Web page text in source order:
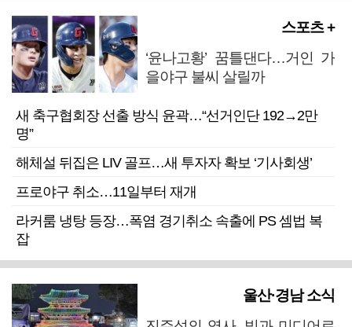
스포츠 +
‘윤나고황’ 꿈틀댄다…거인 가
을야구 불씨 살릴까
새 축구협회장 선출 방식 윤곽…“선거인단 192→2만
명”
해체설 뒤집은 LIV 골프…새 투자자 확보 ‘기사회생’
프로야구 취소…11일부터 재개
라커룸 냉탕 등장…폭염 경기취소 속출에 PS 셈법 복
잡
울산·경남 소식